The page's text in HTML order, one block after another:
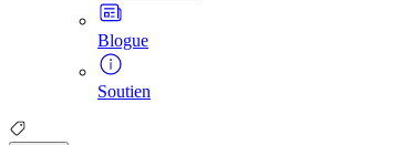
Blogue
Soutien